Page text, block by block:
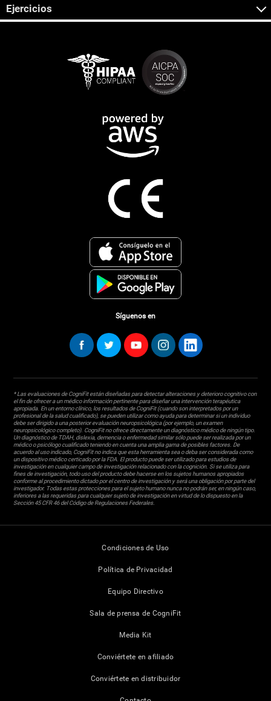
Ejercicios
Síguenos en
* Las evaluaciones de CogniFit están diseñadas para detectar alteraciones y deterioro cognitivo con
el fin de ofrecer a un médico información pertinente para diseñar una intervención terapéutica
apropiada. En un entorno clínico, los resultados de CogniFit (cuando son interpretados por un
profesional de la salud cualificado), se pueden utilizar como ayuda para determinar si un individuo
debe ser dirigido a una posterior evaluación neuropsicológica (por ejemplo, un examen
neuropsicológico completo). CogniFit no ofrece directamente un diagnóstico médico de ningún tipo.
Un diagnóstico de TDAH, dislexia, demencia o enfermedad similar sólo puede ser realizada por un
médico o psicólogo cualificado teniendo en cuenta una amplia gama de posibles factores. De
acuerdo al uso indicado, CogniFit no indica que esta herramienta sea o deba ser considerada como
un dispositivo médico certicado por la FDA. El producto puede ser utilizado para estudios de
investigación en cualquier campo de investigación relacionado con la cognición. Si se utiliza para
fines de investigación, todo uso del producto debe hacerse en los sujetos humanos apropiados
conforme al procedimiento dictado por el centro de investigación y será una obligación por parte del
investigador. Todas estas protecciones para el sujeto humano nunca no podrán ser, en ningún caso,
inferiores a las requeridas para cualquier sujeto de investigación en virtud de lo dispuesto en la
Sección 45 CFR 46 del Código de Regulaciones Federales.
Condiciones de Uso
Política de Privacidad
Equipo Directivo
Sala de prensa de CogniFit
Media Kit
Conviértete en afiliado
Conviértete en distribuidor